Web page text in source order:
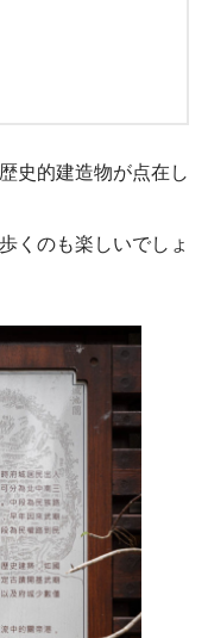
史的建造物が点在し
くのも楽しいでしょ